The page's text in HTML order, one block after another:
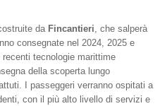
da Fincantieri, che salperà
consegnate nel 2024, 2025 e
tecnologie marittime
della scoperta lungo
I passeggeri verranno ospitati a
con il più alto livello di servizi e